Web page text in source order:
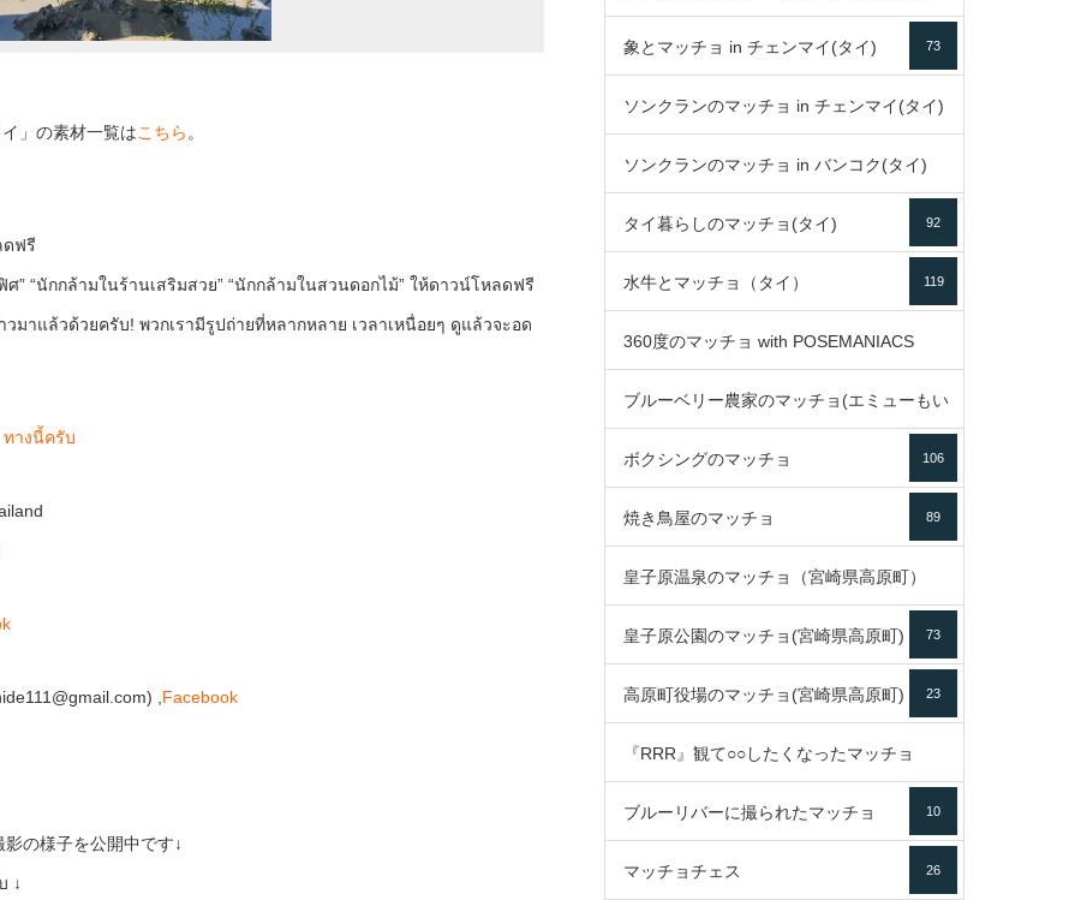
」の素材一覧はこちら 。
ดฟรี
” “นักกล้ามในร้านเสริมสวย” “นักกล้ามในสวนดอกไม้” ให้ดาวน์โหลดฟรี
มาแล้วด้วยครับ! พวกเรามีรูปถ่ายที่หลากหลาย เวลาเหนื่อยๆ ดูแล้วจะอด
ทางนี้ครับ
, Facebook
の様子を公開中です↓
↓
79
象とマッチョ in チェンマイ(タイ) 73
ソンクランのマッチョ in チェンマイ(タイ)
ソンクランのマッチョ in バンコク(タイ)
85
タイ暮らしのマッチョ(タイ) 92
水牛とマッチョ（タイ） 119
360度のマッチョ with POSEMANIACS
49
ブルーベリー農家のマッチョ(エミューもい
るよ) 72
ボクシングのマッチョ 106
焼き鳥屋のマッチョ 89
皇子原温泉のマッチョ（宮崎県高原町）
133
皇子原公園のマッチョ(宮崎県高原町) 73
高原町役場のマッチョ(宮崎県高原町) 23
『RRR』観て○○したくなったマッチョ
16
ブルーリバーに撮られたマッチョ 10
マッチョチェス 26